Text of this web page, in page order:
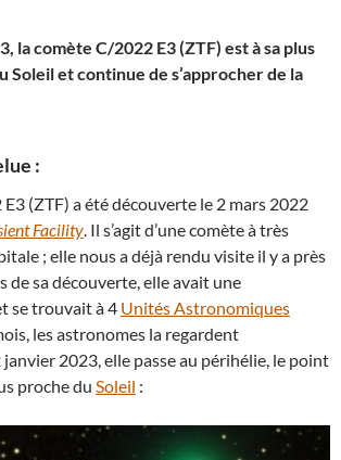
la comète C/2022 E3 (ZTF) est à sa plus
Soleil et continue de s’approcher de la
:
(ZTF) a été découverte le 2 mars 2022
Facility. Il s’agit d’une comète à très
; elle nous a déjà rendu visite il y a près
de sa découverte, elle avait une
se trouvait à 4 Unités Astronomiques
les astronomes la regardent
janvier 2023, elle passe au périhélie, le point
proche du Soleil :